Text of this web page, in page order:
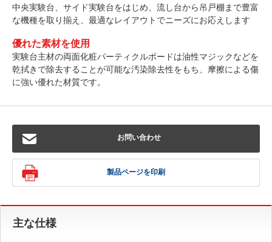
中央実験台、サイド実験台をはじめ、流し台から吊戸棚まで豊富
な機種を取り揃え、最適なレイアウトでニーズにお応えします
優れた素材を使用
実験台主材の両面化粧パーティクルボードは油性マジックなどを
乾拭きで除去することが可能な汚染除去性をもち、摩擦による傷
に強い優れた材質です。
お問い合わせ
製品ページを印刷
主な仕様